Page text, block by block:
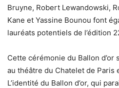
Bruyne, Robert Lewandowski,
Kane et Yassine Bounou font
lauréats potentiels de l’édition
Cette cérémonie du Ballon
au théâtre du Chatelet de Paris
L’identité du Ballon d’or, qui